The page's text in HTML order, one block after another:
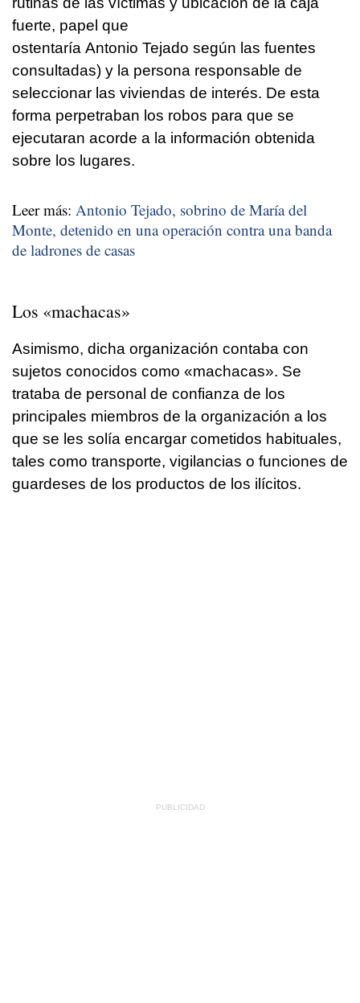
fuerte, papel que
ostentaría Antonio Tejado según las fuentes
consultadas) y la persona responsable de
seleccionar las viviendas de interés. De esta
forma perpetraban los robos para que se
ejecutaran acorde a la información obtenida
sobre los lugares.
Leer más: Antonio Tejado, sobrino de María del
Monte, detenido en una operación contra una banda
de ladrones de casas
Los «machacas»
Asimismo, dicha organización contaba con
sujetos conocidos como «machacas». Se
trataba de personal de confianza de los
principales miembros de la organización a los
que se les solía encargar cometidos habituales,
tales como transporte, vigilancias o funciones de
guardeses de los productos de los ilícitos.